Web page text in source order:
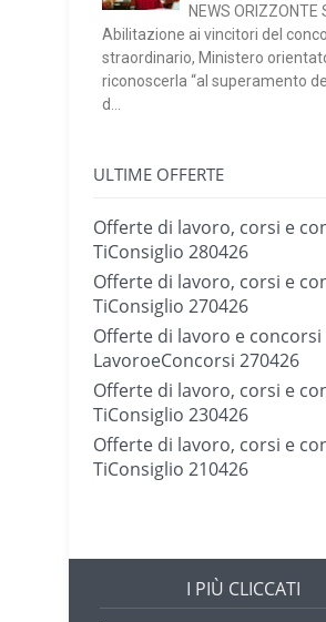
NEWS ORIZZONTE
Abilitazione ai vincitori del
straordinario, Ministero
riconoscerla “al superamento
d...
ULTIME OFFERTE
Offerte di lavoro, corsi e
TiConsiglio 280426
Offerte di lavoro, corsi e
TiConsiglio 270426
Offerte di lavoro e concorsi
LavoroeConcorsi 270426
Offerte di lavoro, corsi e
TiConsiglio 230426
Offerte di lavoro, corsi e
TiConsiglio 210426
I PIÙ CLICCATI